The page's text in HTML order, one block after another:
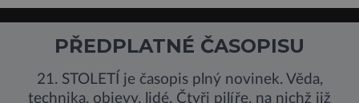
PŘEDPLATNÉ ČASOPISU
21. STOLETÍ je časopis plný novinek. Věda,
technika, objevy, lidé. Čtyři pilíře, na nichž již